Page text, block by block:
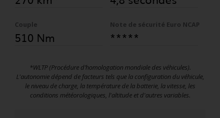
Couple
510 Nm
Note de sécurité Euro NCAP
*****
*WLTP (Procédure d’homologation mondiale des véhicules).
L'autonomie dépend de facteurs tels que la configuration du véhicule,
le niveau de charge, la température de la batterie, la vitesse, les
conditions météorologiques, l'altitude et d'autres variables.